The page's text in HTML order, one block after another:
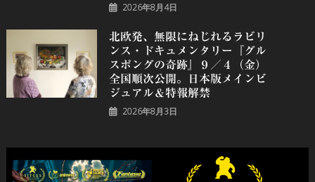
2026年8月4日
北欧発、無限にねじれるラビリ
ンス・ドキュメンタリー『グル
スポングの奇跡』９／４（金）
全国順次公開。日本版メインビ
ジュアル＆特報解禁
2026年8月3日